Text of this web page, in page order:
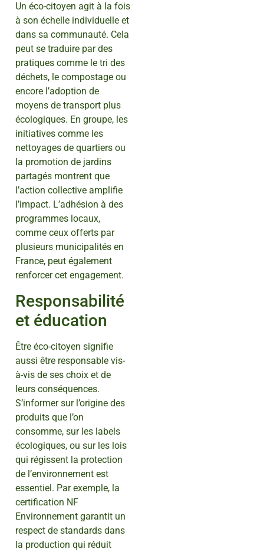
Un éco-citoyen agit à la fois
à son échelle individuelle et
dans sa communauté. Cela
peut se traduire par des
pratiques comme le tri des
déchets, le compostage ou
encore l’adoption de
moyens de transport plus
écologiques. En groupe, les
initiatives comme les
nettoyages de quartiers ou
la promotion de jardins
partagés montrent que
l’action collective amplifie
l’impact. L’adhésion à des
programmes locaux,
comme ceux offerts par
plusieurs municipalités en
France, peut également
renforcer cet engagement.
Responsabilité
et éducation
Être éco-citoyen signifie
aussi être responsable vis-
à-vis de ses choix et de
leurs conséquences.
S’informer sur l’origine des
produits que l’on
consomme, sur les labels
écologiques, ou sur les lois
qui régissent la protection
de l’environnement est
essentiel. Par exemple, la
certification NF
Environnement garantit un
respect de standards dans
la production qui réduit